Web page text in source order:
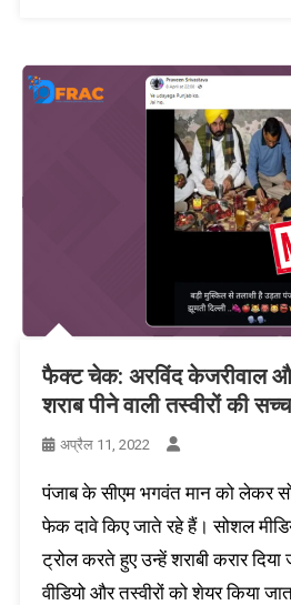
फैक्ट चेक: अरविंद केजरीवाल
शराब पीने वाली तस्वीरों की
अप्रैल 11, 2022
पंजाब के सीएम भगवंत मान को लेकर
फेक दावे किए जाते रहे हैं। सोशल
ट्रोल करते हुए उन्हें शराबी करार
वीडियो और तस्वीरों को शेयर किया